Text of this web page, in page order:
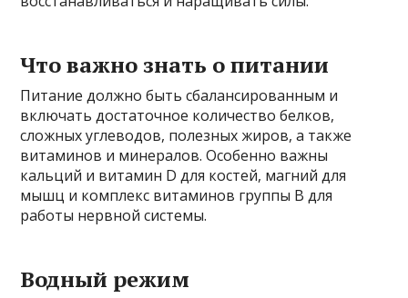
Что важно знать о питании
Питание должно быть сбалансированным и
включать достаточное количество белков,
сложных углеводов, полезных жиров, а также
витаминов и минералов. Особенно важны
кальций и витамин D для костей, магний для
мышц и комплекс витаминов группы B для
работы нервной системы.
Водный режим